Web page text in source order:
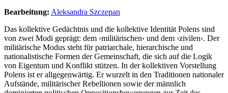
Bearbeitung: Aleksandra Szczepan
Das kollektive Gedächtnis und die kollektive Identität Polens sind
von zwei Modi geprägt: dem ›militärischen‹ und dem ›zivilen‹. Der
militärische Modus steht für patriarchale, hierarchische und
nationalistische Formen der Gemeinschaft, die sich auf die Logik
von Eigentum und Konflikt stützen. In der kollektiven Vorstellung
Polens ist er allgegenwärtig. Er wurzelt in den Traditionen nationaler
Aufstände, militärischer Rebellionen sowie der männlich